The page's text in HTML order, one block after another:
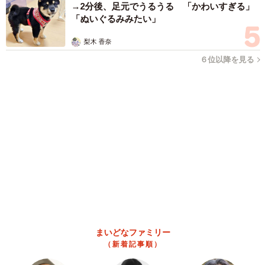
→2分後、足元でうるうる 「かわいすぎる」
「ぬいぐるみみたい」
梨木 香奈
６位以降を見る
まいどなファミリー
（新着記事順）